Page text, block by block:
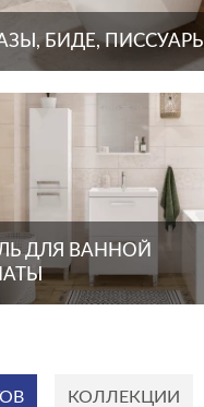
БИДЕ, ПИССУАРЫ
ДЛЯ ВАННОЙ
КОЛЛЕКЦИИ